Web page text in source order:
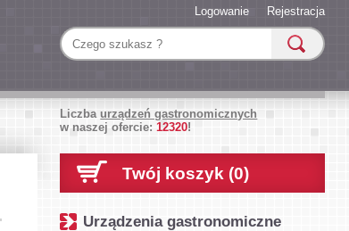
Rejestracja
Logowanie
Liczbaurządzeń gastronomicznych
w naszej ofercie:12320!
Twój koszyk (0)
Urządzenia gastronomiczne